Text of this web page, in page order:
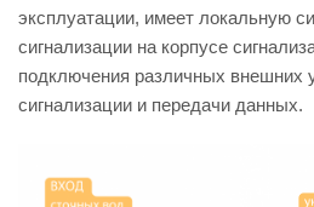
эксплуатации, имеет локальную
сигнализации на корпусе
подключения различных внешних
сигнализации и передачи данных.